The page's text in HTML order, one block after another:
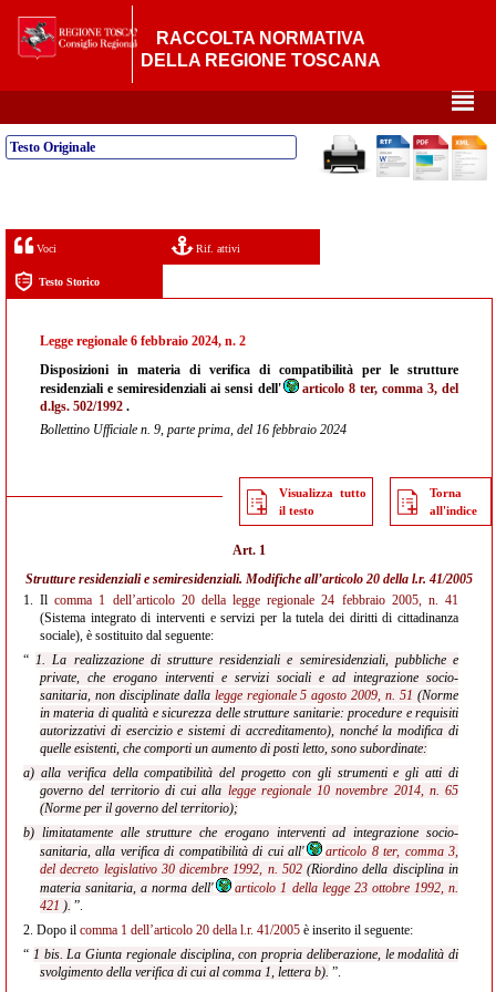
RACCOLTA NORMATIVA
DELLA REGIONE TOSCANA
²
Testo Originale
Voci Rif. attivi
Testo Storico
Legge regionale 6 febbraio 2024, n. 2
Disposizioni in materia di verifica di compatibilità per le strutture
residenziali e semiresidenziali ai sensi dell'
articolo 8 ter, comma 3, del
d.lgs. 502/1992 .
Bollettino Ufficiale n. 9, parte prima, del 16 febbraio 2024
Visualizza tutto
il testo
Torna
all'indice
Art. 1
Strutture residenziali e semiresidenziali. Modifiche all’articolo 20 della l.r. 41/2005
1. Ilcomma 1 dell’articolo 20 della legge regionale 24 febbraio 2005, n. 41
(Sistema integrato di interventi e servizi per la tutela dei diritti di cittadinanza
sociale), è sostituito dal seguente:
“1. La realizzazione di strutture residenziali e semiresidenziali, pubbliche e
private, che erogano interventi e servizi sociali e ad integrazione socio-
sanitaria, non disciplinate dalla legge regionale 5 agosto 2009, n. 51 (Norme
in materia di qualità e sicurezza delle strutture sanitarie: procedure e requisiti
autorizzativi di esercizio e sistemi di accreditamento), nonché la modifica di
quelle esistenti, che comporti un aumento di posti letto, sono subordinate:
a) alla verifica della compatibilità del progetto con gli strumenti e gli atti di
governo del territorio di cui alla legge regionale 10 novembre 2014, n. 65
(Norme per il governo del territorio);
b) limitatamente alle strutture che erogano interventi ad integrazione socio-
sanitaria, alla verifica di compatibilità di cui all'
articolo 8 ter, comma 3,
del decreto legislativo 30 dicembre 1992, n. 502(Riordino della disciplina in
materia sanitaria, a norma dell'
articolo 1 della legge 23 ottobre 1992, n.
421 ). ”.
2. Dopo il comma 1 dell’articolo 20 della l.r. 41/2005 è inserito il seguente:
“ 1 bis. La Giunta regionale disciplina, con propria deliberazione, le modalità di
svolgimento della verifica di cui al comma 1, lettera b). ”.